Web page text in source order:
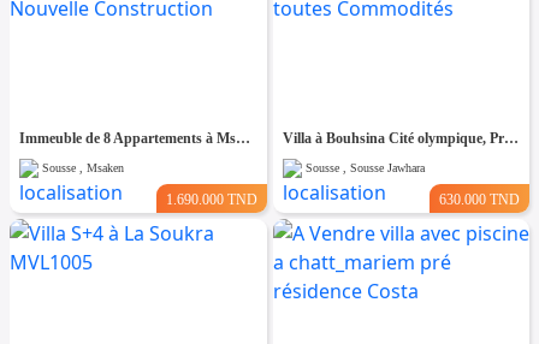
Immeuble de 8 Appartements à Msaken Nouvelle Construction
Sousse , Msaken
1.690.000 TND
Villa à Bouhsina Cité olympique, Proche de toutes Commodités
Sousse , Sousse Jawhara
630.000 TND